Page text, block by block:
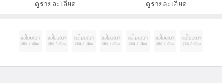
ดูรายละเอียด ดูรายละเอียด